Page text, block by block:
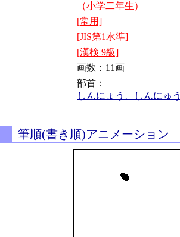
（小学二年生）
[常用]
[JIS第1水準]
[漢検 9級]
画数：11画
部首：
しんにょう、しんにゅう
筆順(書き順)アニメーション